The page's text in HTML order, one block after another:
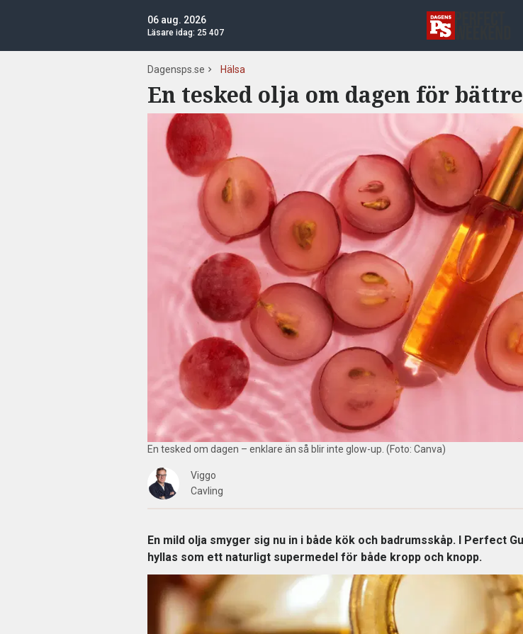
06 aug. 2026
Läsare idag: 25 407
Dagensps.se Hälsa
En tesked olja om dagen för
En tesked om dagen – enklare än så blir inte glow-up. (Foto: Canva)
Viggo
Cavling
En mild olja smyger sig nu in i både kök och badrumsskåp. I Perfect
hyllas som ett naturligt supermedel för både kropp och knopp.